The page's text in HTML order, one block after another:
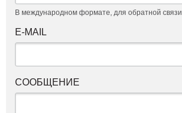
В международном формате, для обратной связи
E-MAIL
СООБЩЕНИЕ